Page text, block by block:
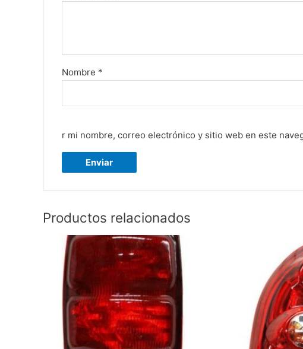
Nombre *
r mi nombre, correo electrónico y sitio web en este
Productos relacionados